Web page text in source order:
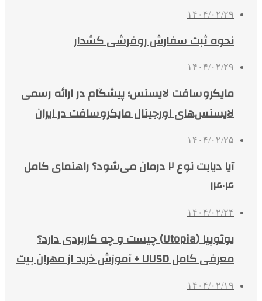
۱۴۰۴/۰۲/۲۹
نحوه ثبت سفارش روفرشی کشدار
۱۴۰۴/۰۲/۲۹
مایکروسافت لایسنس؛ پیشگام در ارائه رسمی
لایسنس‌های اورجینال مایکروسافت در ایران
۱۴۰۴/۰۲/۲۵
آیا دیابت نوع ۲ درمان می‌شود؟ راهنمای کامل
۱۴۰۴
۱۴۰۴/۰۲/۲۴
یوتوپیا (Utopia) چیست و چه کاربردی دارد؟
معرفی کامل UUSD + آموزش خرید از مهران بیت
۱۴۰۴/۰۲/۱۹